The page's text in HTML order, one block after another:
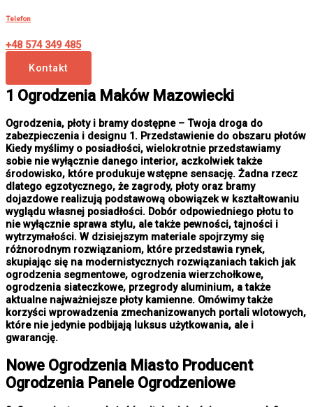
Telefon
+48 574 349 485
Kontakt
1 Ogrodzenia Maków Mazowiecki
Ogrodzenia, płoty i bramy dostępne – Twoja droga do
zabezpieczenia i designu 1. Przedstawienie do obszaru płotów
Kiedy myślimy o posiadłości, wielokrotnie przedstawiamy
sobie nie wyłącznie danego interior, aczkolwiek także
środowisko, które produkuje wstępne sensację. Żadna rzecz
dlatego egzotycznego, że zagrody, płoty oraz bramy
dojazdowe realizują podstawową obowiązek w kształtowaniu
wyglądu własnej posiadłości. Dobór odpowiedniego płotu to
nie wyłącznie sprawa stylu, ale także pewności, tajności i
wytrzymałości. W dzisiejszym materiale spojrzymy się
różnorodnym rozwiązaniom, które przedstawia rynek,
skupiając się na modernistycznych rozwiązaniach takich jak
ogrodzenia segmentowe, ogrodzenia wierzchołkowe,
ogrodzenia siateczkowe, przegrody aluminium, a także
aktualne najważniejsze płoty kamienne. Omówimy także
korzyści wprowadzenia zmechanizowanych portali wlotowych,
które nie jedynie podbijają luksus użytkowania, ale i
gwarancję.
Nowe Ogrodzenia MiastoProducent
Ogrodzenia Panele Ogrodzeniowe